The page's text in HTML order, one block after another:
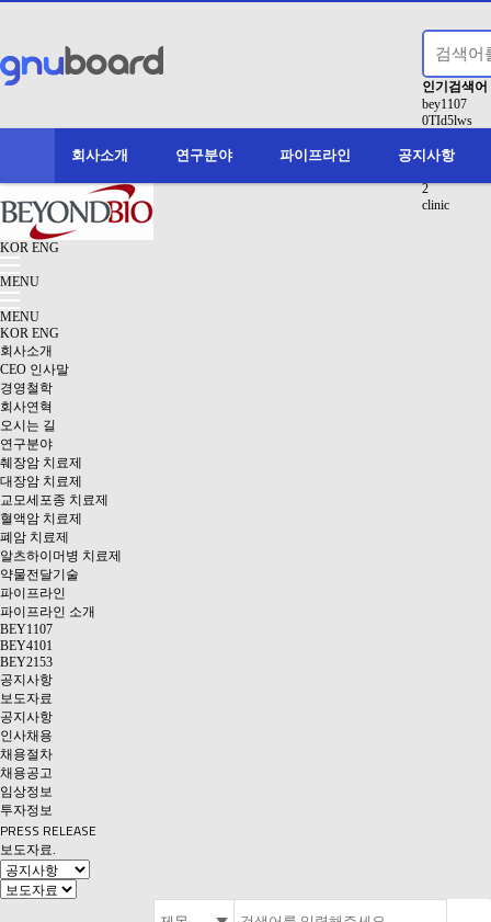
인기검색어
bey1107
0TId5lws
conducting
2
clinic
회사소개 연구분야 파이프라인 공지사항
KOR ENG
MENU
MENU
KOR ENG
회사소개
CEO 인사말
경영철학
회사연혁
오시는 길
연구분야
췌장암 치료제
대장암 치료제
교모세포종 치료제
혈액암 치료제
폐암 치료제
알츠하이머병 치료제
약물전달기술
파이프라인
파이프라인 소개
BEY1107
BEY4101
BEY2153
공지사항
보도자료
공지사항
인사채용
채용절차
채용공고
임상정보
투자정보
PRESS RELEASE
보도자료